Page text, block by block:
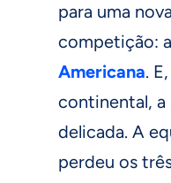
para uma nova
competição: a
Americana.
continental, a
delicada. A
perdeu os